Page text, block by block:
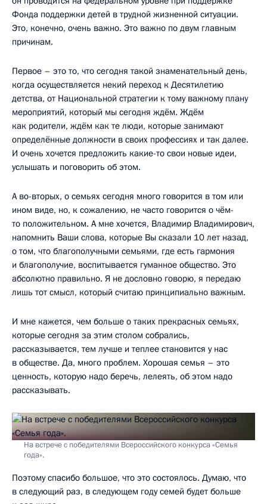
Фонда поддержки детей в трудной жизненной ситуации.
Это, конечно, очень важно. Это важно по двум главным
причинам.
Первое – это то, что сегодня такой знаменательный день,
когда осуществляется некий переход к Десятилетию
детства, от Национальной стратегии к тому важному плану
мероприятий, который мы сегодня ждём. Ждём
как родители, ждём как те люди, которые занимают
определённые должности в своих профессиях и так далее.
И очень хочется предложить какие-то свои новые идеи,
услышать и поговорить об этом.
А во-вторых, о семьях сегодня много говорится в том или
ином виде, но, к сожалению, не часто говорится о чём-
то положительном. А мне хочется, Владимир Владимирович,
напомнить Ваши слова, которые Вы сказали 10 лет назад,
о том, что благополучными семьями, где есть гармония
и благополучие, воспитывается гуманное общество. Это
абсолютно правильно. Я не дословно говорю, я передаю
лишь тот смысл, который считаю принципиально важным.
И мне кажется, чем больше о таких прекрасных семьях,
которые сегодня за этим столом собрались,
рассказывается, тем лучше и теплее становится у нас
в обществе. Да, много проблем. Хорошая семья – это
ценность, которую надо беречь, лелеять, об этом надо
рассказывать.
На встрече с победителями Всероссийского конкурса «Семья
года».
Поэтому спасибо большое, что это состоялось. Думаю, что
в следующий раз, в следующем году семей будет больше